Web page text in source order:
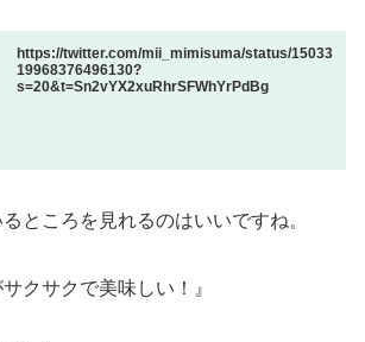
https://twitter.com/mii_mimisuma/status/15033
19968376496130?
s=20&t=Sn2vYX2xuRhrSFWhYrPdBg
ところを見れるのはいいですね。
クサクで美味しい！』